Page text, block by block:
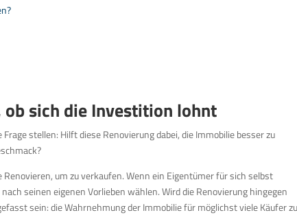
sich die Investition lohnt
stellen: Hilft diese Renovierung dabei, die Immobilie besser zu
um zu verkaufen. Wenn ein Eigentümer für sich selbst
seinen eigenen Vorlieben wählen. Wird die Renovierung hingegen
sein: die Wahrnehmung der Immobilie für möglichst viele Käufer zu